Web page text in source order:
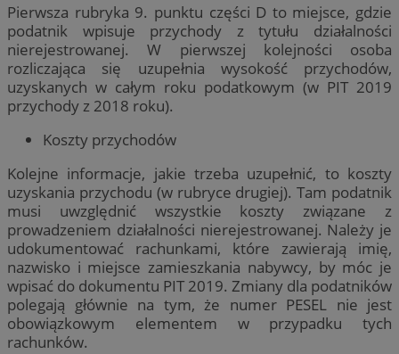
Pierwsza rubryka 9. punktu części D to miejsce, gdzie
podatnik wpisuje przychody z tytułu działalności
nierejestrowanej. W pierwszej kolejności osoba
rozliczająca się uzupełnia wysokość przychodów,
uzyskanych w całym roku podatkowym (w PIT 2019
przychody z 2018 roku).
Koszty przychodów
Kolejne informacje, jakie trzeba uzupełnić, to koszty
uzyskania przychodu (w rubryce drugiej). Tam podatnik
musi uwzględnić wszystkie koszty związane z
prowadzeniem działalności nierejestrowanej. Należy je
udokumentować rachunkami, które zawierają imię,
nazwisko i miejsce zamieszkania nabywcy, by móc je
wpisać do dokumentu PIT 2019. Zmiany dla podatników
polegają głównie na tym, że numer PESEL nie jest
obowiązkowym elementem w przypadku tych
rachunków.